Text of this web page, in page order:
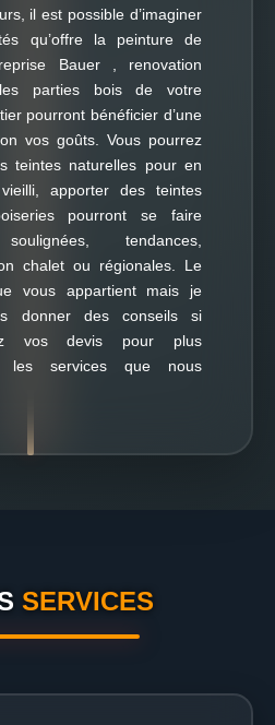
il est possible d’imaginer
qu’offre la peinture de
Bauer , renovation
parties bois de votre
pourront bénéficier d’une
vos goûts. Vous pourrez
teintes naturelles pour en
vieilli, apporter des teintes
pourront se faire
tendances,
chalet ou régionales. Le
vous appartient mais je
donner des conseils si
vos devis pour plus
les services que nous
SERVICES